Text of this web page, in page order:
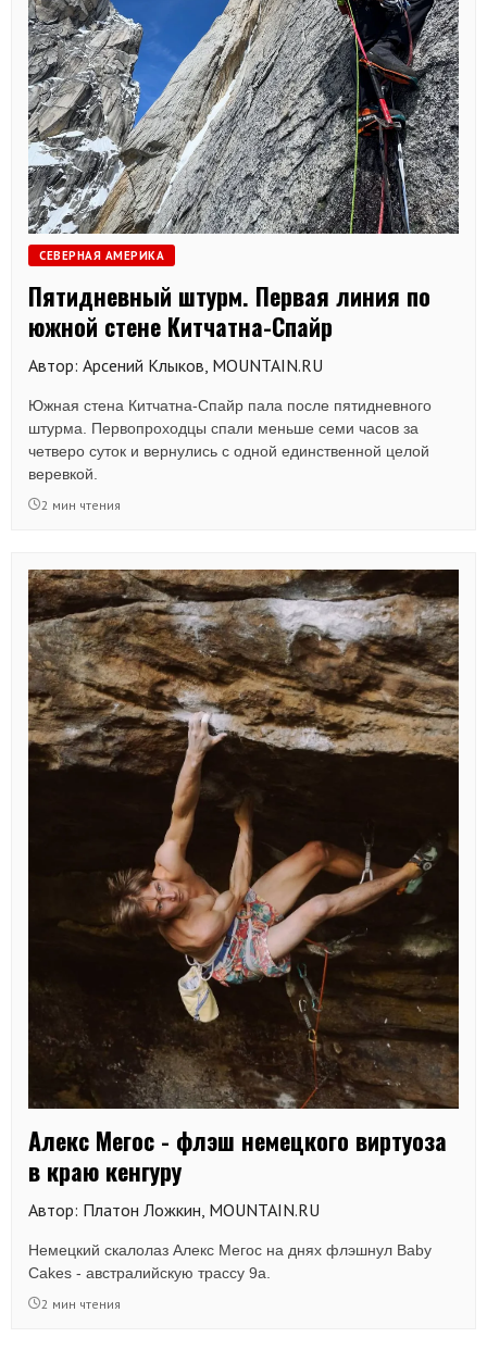
СЕВЕРНАЯ АМЕРИКА
Пятидневный штурм. Первая линия по
южной стене Китчатна-Спайр
Автор: Арсений Клыков, MOUNTAIN.RU
Южная стена Китчатна-Спайр пала после пятидневного
штурма. Первопроходцы спали меньше семи часов за
четверо суток и вернулись с одной единственной целой
веревкой.
2 мин чтения
Алекс Мегос - флэш немецкого виртуоза
в краю кенгуру
Автор: Платон Ложкин, MOUNTAIN.RU
Немецкий скалолаз Алекс Мегос на днях флэшнул Baby
Cakes - австралийскую трассу 9а.
2 мин чтения